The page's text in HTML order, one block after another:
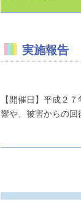
実施報告
【開催日】平成２
響や、被害からの回